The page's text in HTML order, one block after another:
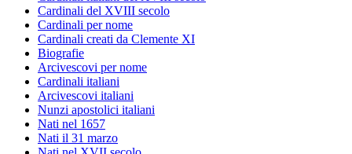
Cardinali del XVIII secolo
Cardinali per nome
Cardinali creati da Clemente XI
Biografie
Arcivescovi per nome
Cardinali italiani
Arcivescovi italiani
Nunzi apostolici italiani
Nati nel 1657
Nati il 31 marzo